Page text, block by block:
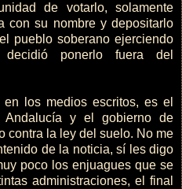
de votarlo, solamente
con su nombre y depositarlo
pueblo soberano ejerciendo
decidió ponerlo fuera del
los medios escritos, es el
y el gobierno de
contra la ley del suelo. No me
de la noticia, sí les digo
poco los enjuagues que se
administraciones, el final